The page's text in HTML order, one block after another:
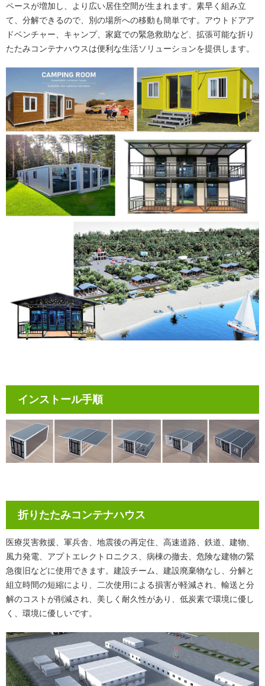
ペースが増加し、より広い居住空間が生まれます。素早く組み立
て、分解できるので、別の場所への移動も簡単です。アウトドアア
ドベンチャー、キャンプ、家庭での緊急救助など、拡張可能な折り
たたみコンテナハウスは便利な生活ソリューションを提供します。
インストール手順
折りたたみコンテナハウス
医療災害救援、軍兵舎、地震後の再定住、高速道路、鉄道、建物、
風力発電、アプトエレクトロニクス、病棟の撤去、危険な建物の緊
急復旧などに使用できます。建設チーム、建設廃棄物なし、分解と
組立時間の短縮により、二次使用による損害が軽減され、輸送と分
解のコストが削減され、美しく耐久性があり、低炭素で環境に優し
く、環境に優しいです。